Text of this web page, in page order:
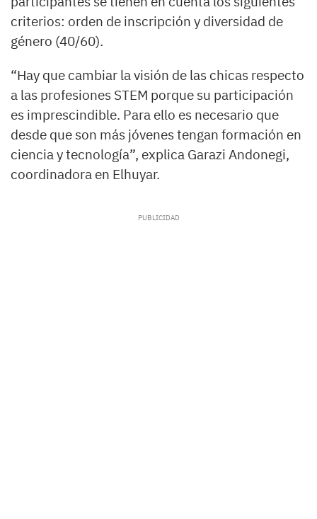
criterios: orden de inscripción y diversidad de
género (40/60).
“Hay que cambiar la visión de las chicas respecto
a las profesiones STEM porque su participación
es imprescindible. Para ello es necesario que
desde que son más jóvenes tengan formación en
ciencia y tecnología”, explica Garazi Andonegi,
coordinadora en Elhuyar.